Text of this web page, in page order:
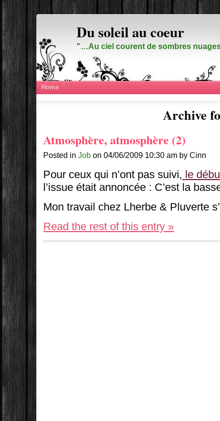
Du soleil au coeur
"…Au ciel courent de sombres
Home
Archive
Atmosphère, atmosphère (2)
Posted inJob on 04/06/2009 10:30 am by Cinn
Pour ceux qui n’ont pas suivi, le
l’issue était annoncée : C’est la
Mon travail chez Lherbe & Pluverte
Read the rest of this entry »